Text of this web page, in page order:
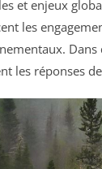
et enjeux
les
les réponses